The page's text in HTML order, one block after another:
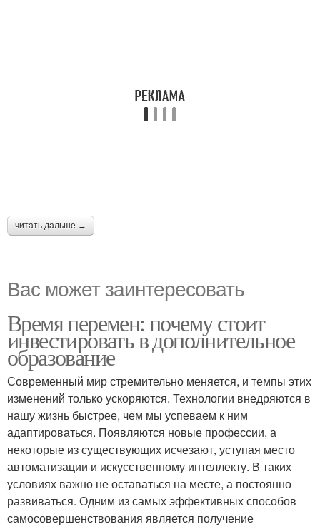
читать дальше →
Вас может заинтересовать
Время перемен: почему стоит
инвестировать в дополнительное
образование
Современный мир стремительно меняется, и темпы этих
изменений только ускоряются. Технологии внедряются в
нашу жизнь быстрее, чем мы успеваем к ним
адаптироваться. Появляются новые профессии, а
некоторые из существующих исчезают, уступая место
автоматизации и искусственному интеллекту. В таких
условиях важно не оставаться на месте, а постоянно
развиваться. Одним из самых эффективных способов
самосовершенствования является получение